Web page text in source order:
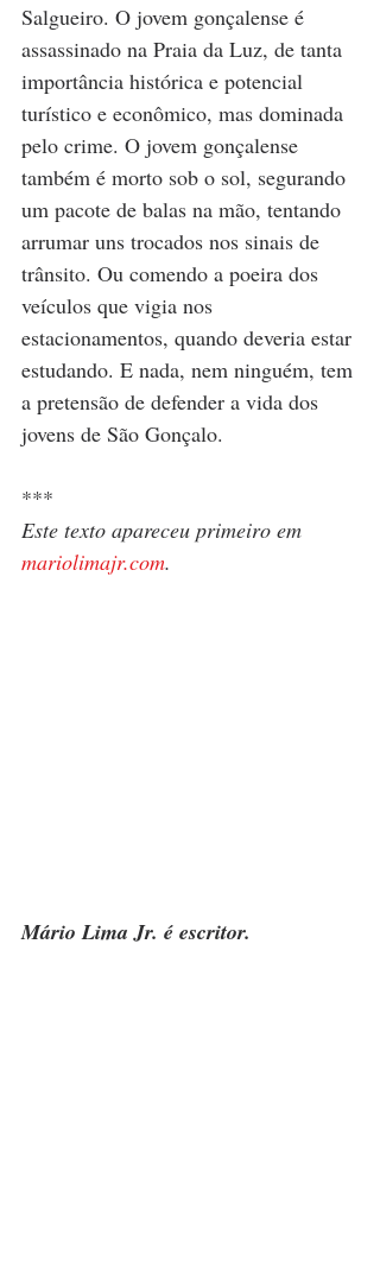
Salgueiro. O jovem gonçalense é
assassinado na Praia da Luz, de tanta
importância histórica e potencial
turístico e econômico, mas dominada
pelo crime. O jovem gonçalense
também é morto sob o sol, segurando
um pacote de balas na mão, tentando
arrumar uns trocados nos sinais de
trânsito. Ou comendo a poeira dos
veículos que vigia nos
estacionamentos, quando deveria estar
estudando. E nada, nem ninguém, tem
a pretensão de defender a vida dos
jovens de São Gonçalo.
***
Este texto apareceu primeiro em
mariolimajr.com.
Mário Lima Jr. é escritor.